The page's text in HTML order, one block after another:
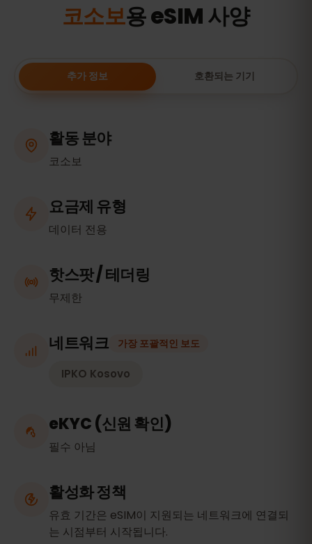
코소보용 eSIM 사양
추가 정보 호환되는 기기
활동 분야
코소보
요금제 유형
데이터 전용
핫스팟 / 테더링
무제한
네트워크 가장 포괄적인 보도
IPKO Kosovo
eKYC (신원 확인)
필수 아님
활성화 정책
유효 기간은 eSIM이 지원되는 네트워크에 연결되
는 시점부터 시작됩니다.